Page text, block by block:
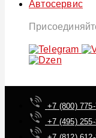
Автосервис
+7 (800)
+7 (495)